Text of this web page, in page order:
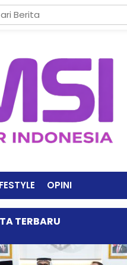
OPINI
TERBARU